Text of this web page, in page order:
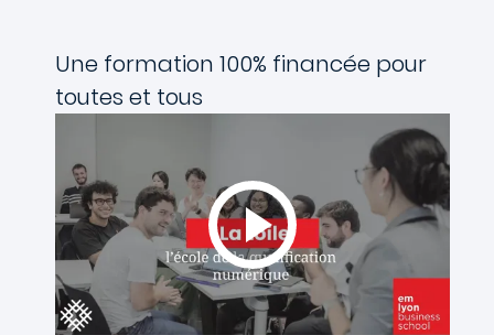
Une formation 100% financée pour
toutes et tous